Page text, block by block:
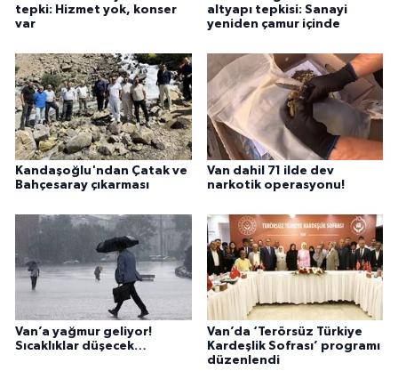
tepki: Hizmet yok, konser
var
altyapı tepkisi: Sanayi
yeniden çamur içinde
Kandaşoğlu'ndan Çatak ve
Bahçesaray çıkarması
Van dahil 71 ilde dev
narkotik operasyonu!
Van’a yağmur geliyor!
Sıcaklıklar düşecek…
Van’da ‘Terörsüz Türkiye
Kardeşlik Sofrası’ programı
düzenlendi